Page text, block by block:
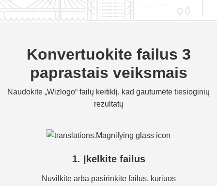
Konvertuokite failus 3
paprastais veiksmais
Naudokite „Wizlogo“ failų keitiklį, kad gautumėte tiesioginių
rezultatų
1. Įkelkite failus
Nuvilkite arba pasirinkite failus, kuriuos